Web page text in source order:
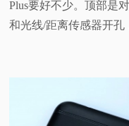
Plus要好不少。顶部是
和光线/距离传感器开孔